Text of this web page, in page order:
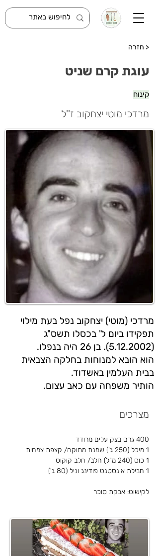
< חזרה
עוגת קרם שניט
קינוח
מרדכי מוטי יצחקוב ז''ל
מרדכי (מוטי) יצחקוב נפל בעת מילוי
תפקידו ביום ל' בכסלו תשס"ג
(5.12.2002). בן 26 היה בנפלו.
הוא הובא למנוחות בחלקה הצבאית
בבית העלמין באשדוד.
הותיר משפחה עם כאב עצום.
מצרכים
400 גרם בצק עלים מרודד
1 מיכל (250 ג') שמנת מתוקה/ קצפת צמחית
1 כוס (240 מ"ל) חלב/ חלב קוקוס
1 חבילת אינסטנט פודינג וניל (80 ג')
לקישוט: אבקת סוכר